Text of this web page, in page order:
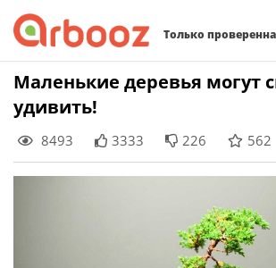
Только
Skip
content
Маленькие деревья могут
удивить!
8493 3333 226 562
Найти: